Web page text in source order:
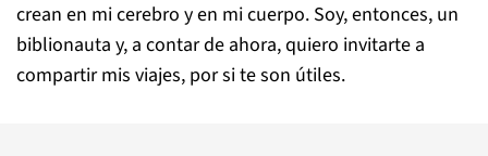
crean en mi cerebro y en mi cuerpo. Soy, entonces, un
biblionauta y, a contar de ahora, quiero invitarte a
compartir mis viajes, por si te son útiles.